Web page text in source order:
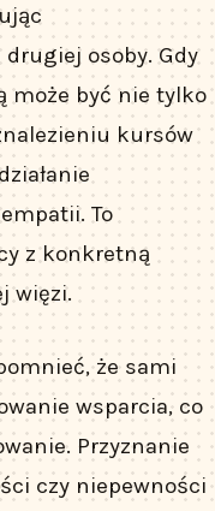
osoby. Gdy
może być nie tylko
kursów
To
z konkretną
więzi.
że sami
wsparcia, co
Przyznanie
czy niepewności